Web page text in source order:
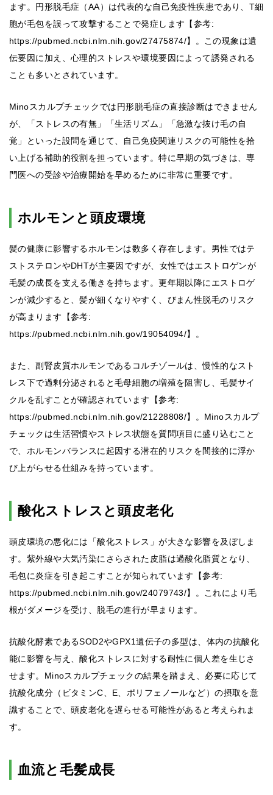
ます。円形脱毛症（AA）は代表的な自己免疫性疾患であり、T細
胞が毛包を誤って攻撃することで発症します【参考:
https://pubmed.ncbi.nlm.nih.gov/27475874/】。この現象は遺
伝要因に加え、心理的ストレスや環境要因によって誘発される
ことも多いとされています。
Minoスカルプチェックでは円形脱毛症の直接診断はできません
が、「ストレスの有無」「生活リズム」「急激な抜け毛の自
覚」といった設問を通じて、自己免疫関連リスクの可能性を拾
い上げる補助的役割を担っています。特に早期の気づきは、専
門医への受診や治療開始を早めるために非常に重要です。
ホルモンと頭皮環境
髪の健康に影響するホルモンは数多く存在します。男性ではテ
ストステロンやDHTが主要因ですが、女性ではエストロゲンが
毛髪の成長を支える働きを持ちます。更年期以降にエストロゲ
ンが減少すると、髪が細くなりやすく、びまん性脱毛のリスク
が高まります【参考:
https://pubmed.ncbi.nlm.nih.gov/19054094/】。
また、副腎皮質ホルモンであるコルチゾールは、慢性的なスト
レス下で過剰分泌されると毛母細胞の増殖を阻害し、毛髪サイ
クルを乱すことが確認されています【参考:
https://pubmed.ncbi.nlm.nih.gov/21228808/】。Minoスカルプ
チェックは生活習慣やストレス状態を質問項目に盛り込むこと
で、ホルモンバランスに起因する潜在的リスクを間接的に浮か
び上がらせる仕組みを持っています。
酸化ストレスと頭皮老化
頭皮環境の悪化には「酸化ストレス」が大きな影響を及ぼしま
す。紫外線や大気汚染にさらされた皮脂は過酸化脂質となり、
毛包に炎症を引き起こすことが知られています【参考:
https://pubmed.ncbi.nlm.nih.gov/24079743/】。これにより毛
根がダメージを受け、脱毛の進行が早まります。
抗酸化酵素であるSOD2やGPX1遺伝子の多型は、体内の抗酸化
能に影響を与え、酸化ストレスに対する耐性に個人差を生じさ
せます。Minoスカルプチェックの結果を踏まえ、必要に応じて
抗酸化成分（ビタミンC、E、ポリフェノールなど）の摂取を意
識することで、頭皮老化を遅らせる可能性があると考えられま
す。
血流と毛髪成長